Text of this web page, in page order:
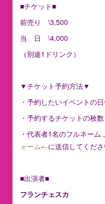
■チケット■
前売り \3,500
当 日 \4,000
（別途1ドリンク）
▼チケット予約方法▼
・予約したいイベントの
・予約するチケットの枚数
・代表者1名のフルネーム
ォーム←に送信してくださ
■出演者■
フランチェスカ